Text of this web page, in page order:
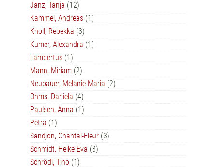
Janz, Tanja (12)
Kammel, Andreas (1)
Knoll, Rebekka (3)
Kumer, Alexandra (1)
Lambertus (1)
Mann, Miriam (2)
Neupauer, Melanie Maria (2)
Ohms, Daniela (4)
Paulsen, Anna (1)
Petra (1)
Sandjon, Chantal-Fleur (3)
Schmidt, Heike Eva (8)
Schrödl, Tino (1)